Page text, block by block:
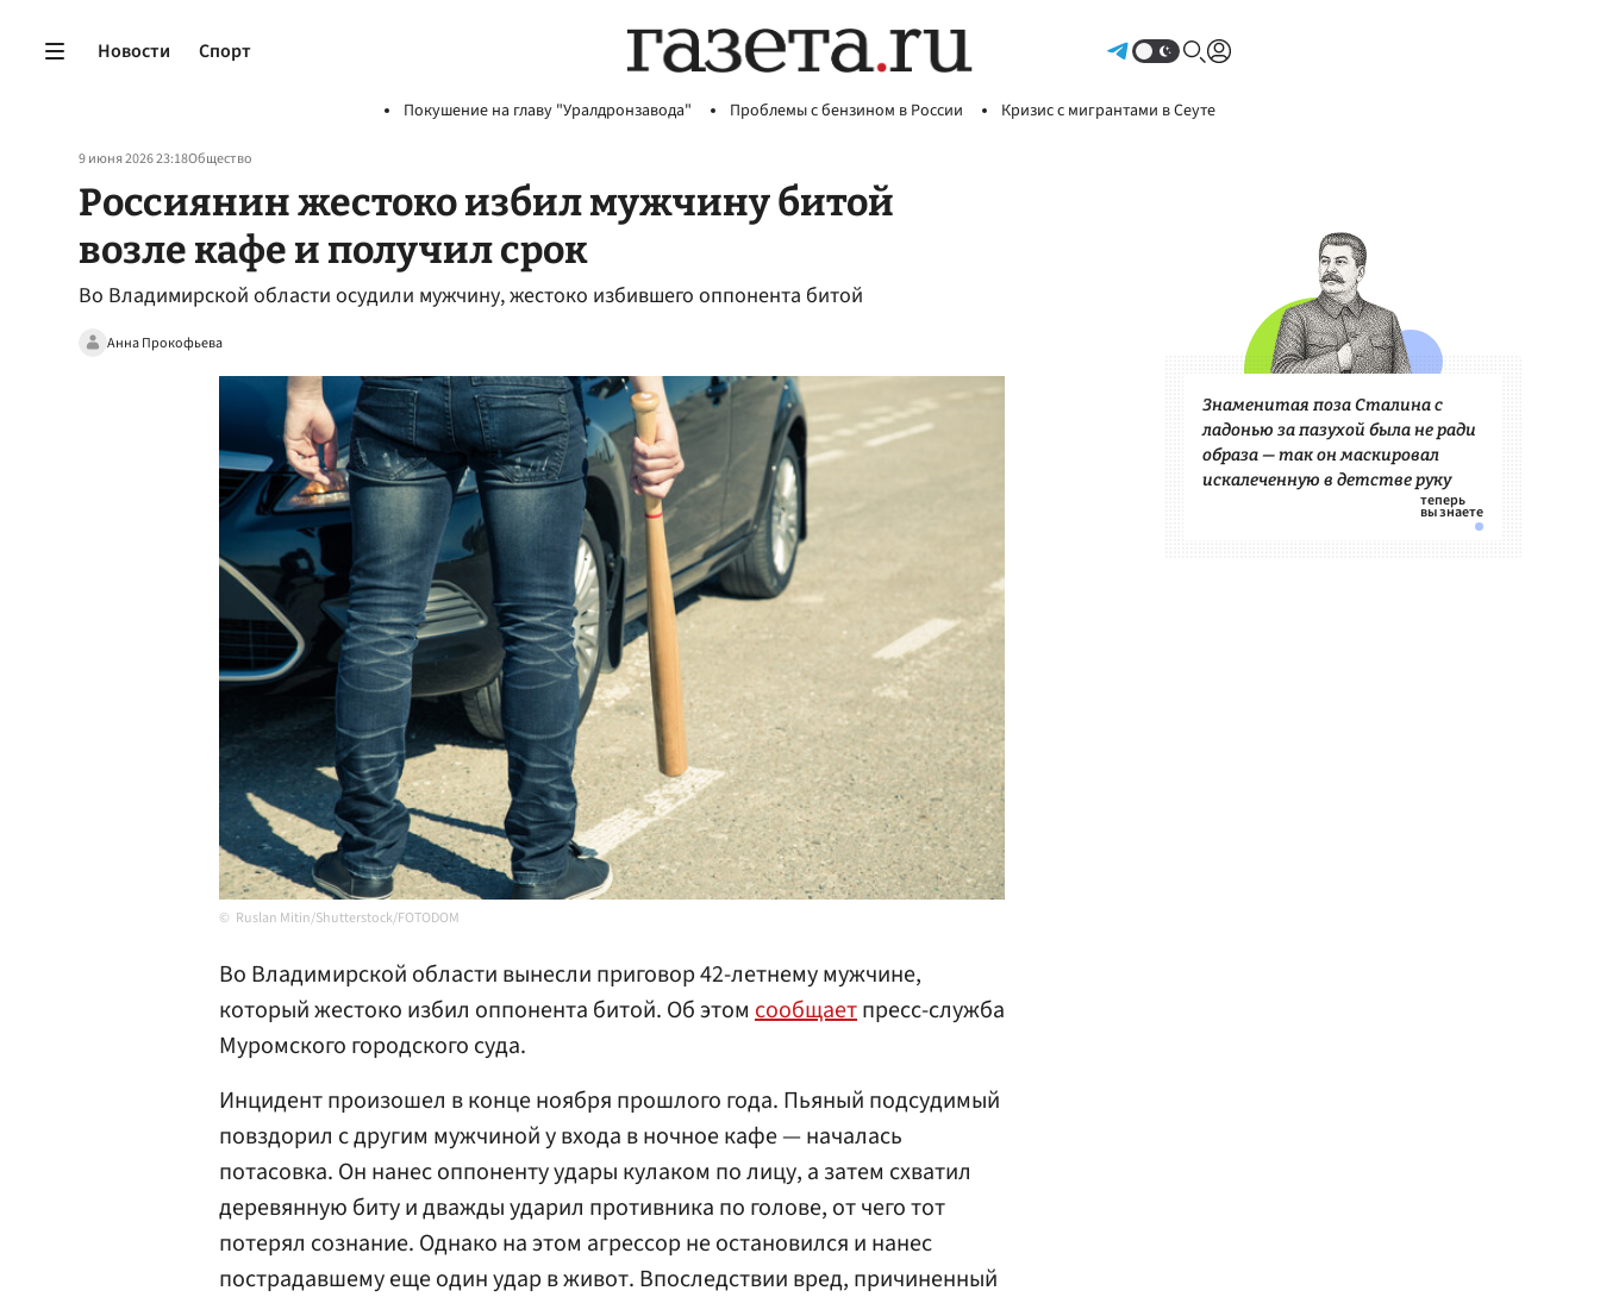
Новости Спорт
Покушение на главу "Уралдронзавода" Проблемы с бензином в России Кризис с мигрантами в Сеуте
9 июня 2026 23:18Общество
Россиянин жестоко избил мужчину битой
возле кафе и получил срок
Во Владимирской области осудили мужчину, жестоко избившего оппонента битой
Анна Прокофьева
Ruslan Mitin/Shutterstock/FOTODOM
Во Владимирской области вынесли приговор 42-летнему мужчине,
который жестоко избил оппонента битой. Об этом сообщаетпресс-служба
Муромского городского суда.
Инцидент произошел в конце ноября прошлого года. Пьяный подсудимый
повздорил с другим мужчиной у входа в ночное кафе — началась
потасовка. Он нанес оппоненту удары кулаком по лицу, а затем схватил
деревянную биту и дважды ударил противника по голове, от чего тот
потерял сознание. Однако на этом агрессор не остановился и нанес
пострадавшему еще один удар в живот. Впоследствии вред, причиненный
Знаменитая поза Сталина с
ладонью за пазухой была не ради
образа — так он маскировал
искалеченную в детстве руку